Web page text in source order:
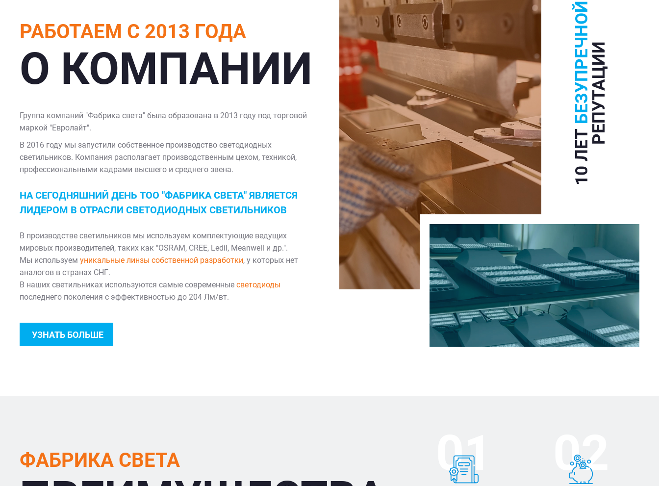
РАБОТАЕМ С 2013 ГОДА
О КОМПАНИИ
Группа компаний "Фабрика света" была образована в 2013 году под торговой
маркой "Евролайт".
В 2016 году мы запустили собственное производство светодиодных
светильников. Компания располагает производственным цехом, техникой,
профессиональными кадрами высшего и среднего звена.
НА СЕГОДНЯШНИЙ ДЕНЬ ТОО "ФАБРИКА СВЕТА" ЯВЛЯЕТСЯ
ЛИДЕРОМ В ОТРАСЛИ СВЕТОДИОДНЫХ СВЕТИЛЬНИКОВ
В производстве светильников мы используем комплектующие ведущих
мировых производителей, таких как "OSRAM, CREE, Ledil, Meanwell и др.".
Мы используем уникальные линзы собственной разработки, у которых нет
аналогов в странах СНГ.
В наших светильниках используются самые современные светодиоды
последнего поколения с эффективностью до 204 Лм/вт.
УЗНАТЬ БОЛЬШЕ
10 ЛЕТ
БЕЗУПРЕЧНОЙРЕПУТАЦИИ
ФАБРИКА СВЕТА 01 02